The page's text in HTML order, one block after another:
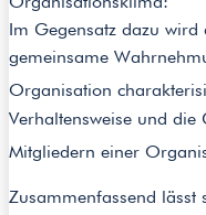
Im Gegensatz dazu
gemeinsame
Organisation
Verhaltensweise und die
Mitgliedern einer
Zusammenfassend lässt